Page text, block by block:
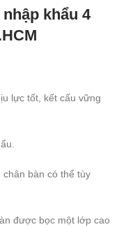
khẩu 4
lực tốt, kết cấu vững
bàn có thể tùy
được bọc một lớp cao